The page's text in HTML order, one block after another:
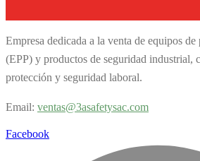
Empresa dedicada a la venta de equipos
(EPP) y productos de seguridad industrial,
protección y seguridad laboral.
Email: ventas@3asafetysac.com
Facebook